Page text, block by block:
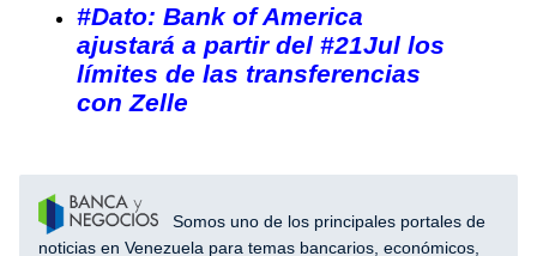
#Dato: Bank of America
ajustará a partir del #21Jul los
límites de las transferencias
con Zelle
Somos uno de los principales portales de
noticias en Venezuela para temas bancarios, económicos,